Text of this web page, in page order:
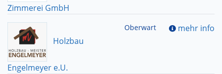
Zimmerei GmbH
Holzbau
Engelmeyer e.U.
Oberwart mehr info